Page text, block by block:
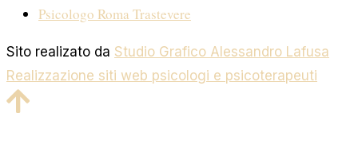
Psicologo Roma Trastevere
Sito realizato da Studio Grafico Alessandro Lafusa
Realizzazione siti web psicologi e psicoterapeuti